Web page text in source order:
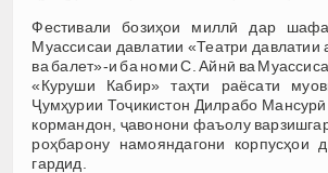
Фестивали бозиҳои миллӣ дар
Муассисаи давлатии «Театри давлатии
ва балет»-и ба номи С. Айнӣ ва
«Куруши Кабир» таҳти раёсати
Ҷумҳурии Тоҷикистон Дилрабо
кормандон, ҷавонони фаъолу
роҳбарону намояндагони корпусҳои
гардид.